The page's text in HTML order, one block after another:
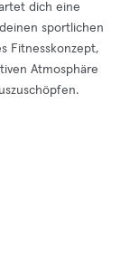
dich eine
sportlichen
Fitnesskonzept,
Atmosphäre